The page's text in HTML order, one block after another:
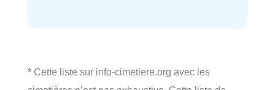
* Cette liste sur info-cimetiere.org avec les